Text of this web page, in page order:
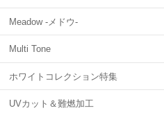
Meadow -メドウ-
Multi Tone
ホワイトコレクション特集
UVカット＆難燃加工